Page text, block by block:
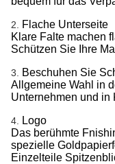
2.
Flache Unterseite
Klare Falte machen
Schützen Sie Ihre
3.
Beschuhen Sie
Allgemeine Wahl in
Unternehmen und in
4.
Logo
Das berühmte
spezielle
Einzelteile